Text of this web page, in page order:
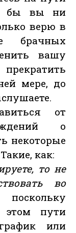
бы вы ни
верю в
брачных
вашу
мере, до
от
о
некоторые
как:
то не
во
этом пути
или